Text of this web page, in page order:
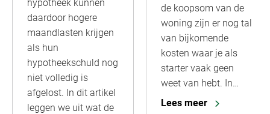
hypotheek kunnen
daardoor hogere
maandlasten krijgen
als hun
hypotheekschuld nog
niet volledig is
afgelost. In dit artikel
leggen we uit wat de
de koopsom van de
woning zijn er nog tal
van bijkomende
kosten waar je als
starter vaak geen
weet van hebt. In…
Lees meer